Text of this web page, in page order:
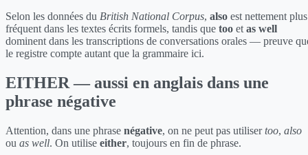
Selon les données du British National Corpus, also est nettement plus
fréquent dans les textes écrits formels, tandis que too et as well
dominent dans les transcriptions de conversations orales — preuve
le registre compte autant que la grammaire ici.
EITHER — aussi en anglais dans une
phrase négative
Attention, dans une phrase négative, on ne peut pas utilisertoo, also
ou as well. On utilise either, toujours en fin de phrase.